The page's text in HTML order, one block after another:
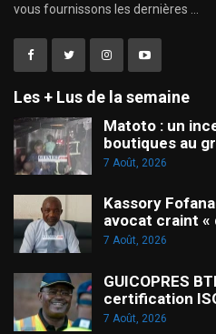
vous fournissons les dernières ...
Les + Lus de la semaine
Matoto : un
boutiques au
7 Août, 2026
Kassory
avocat craint «
7 Août, 2026
GUICOPRES
certification
7 Août, 2026